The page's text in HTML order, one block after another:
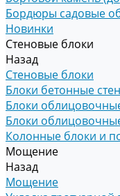
Бордюры садовые
Новинки
Стеновые блоки
Назад
Стеновые блоки
Блоки бетонные
Блоки
Блоки
Колонные блоки и
Мощение
Назад
Мощение